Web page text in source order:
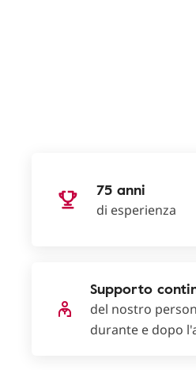
75 anni
di esperienza
Supporto
del nostro
durante e dopo